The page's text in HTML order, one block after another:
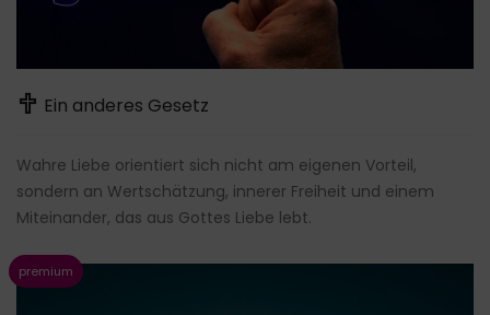
Ein anderes Gesetz
Wahre Liebe orientiert sich nicht am eigenen Vorteil,
sondern an Wertschätzung, innerer Freiheit und einem
Miteinander, das aus Gottes Liebe lebt.